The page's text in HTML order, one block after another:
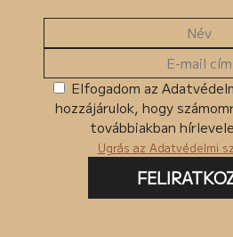
Elfogadom az
hozzájárulok, hogy
továbbiakban
Ugrás az Adatvédelmi